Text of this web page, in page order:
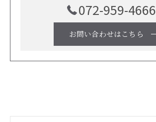
072-959-4666
お問い合わせはこちら